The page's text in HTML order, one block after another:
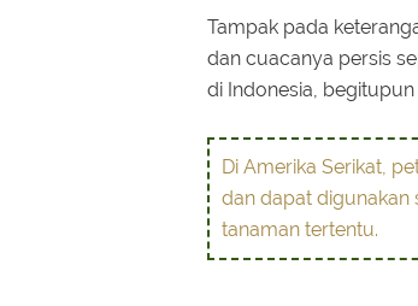
Tampak pada
dan cuacanya persis
di Indonesia, begitupun
Di Amerika Serikat,
dan dapat
tanaman tertentu.